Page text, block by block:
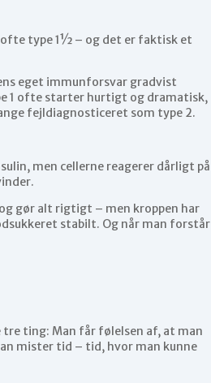
ofte type 1½ – og det er faktisk et
eget immunforsvar gradvist
1 ofte starter hurtigt og dramatisk,
fejldiagnosticeret som type 2.
men cellerne reagerer dårligt på
gør alt rigtigt – men kroppen har
stabilt. Og når man forstår
ting: Man får følelsen af, at man
mister tid – tid, hvor man kunne